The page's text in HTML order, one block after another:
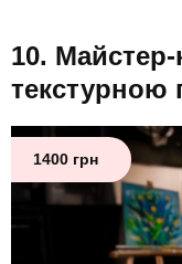
текстурною
1400 грн